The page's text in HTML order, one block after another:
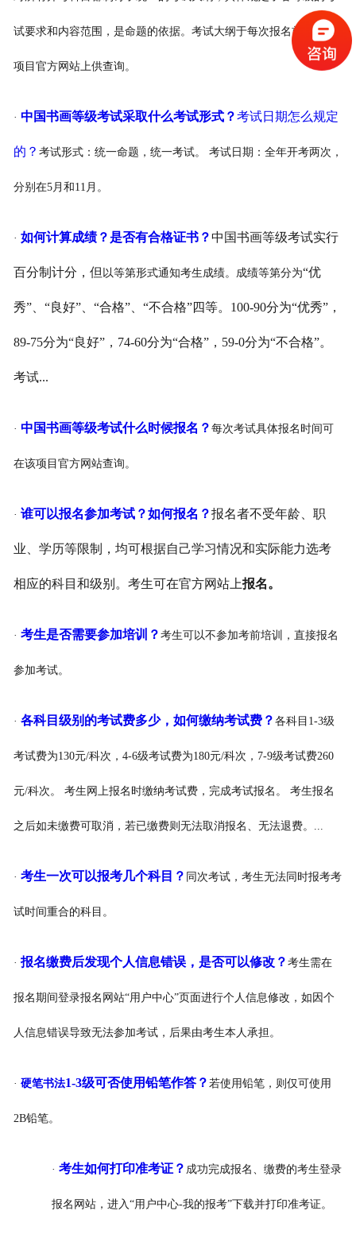
试要求和内容范围，是命题的依据。考试大纲于每次报名前公布在
项目官方网站上供查询。
· 中国书画等级考试采取什么考试形式？考试日期怎么规定
的？ 考试形式：统一命题，统一考试。 考试日期：全年开考两次，
分别在5月和11月。
· 如何计算成绩？是否有合格证书？中国书画等级考试实行
百分制计分，但 以等第形式通知考生成绩。成绩等第分为“优
秀”、“良好”、“合格”、“不合格”四等。100-90分为“优秀”，
89-75分为“良好”，74-60分为“合格”，59-0分为“不合格”。
考试...
· 中国书画等级考试什么时候报名？ 每次考试具体报名时间可
在该项目官方网站查询。
· 谁可以报名参加考试？如何报名？报名者不受年龄、职
业、学历等限制，均可根据自己学习情况和实际能力选考
相应的科目和级别。考生可在官方网站上报名。
· 考生是否需要参加培训？ 考生可以不参加考前培训，直接报名
参加考试。
· 各科目级别的考试费多少，如何缴纳考试费？ 各科目1-3级
考试费为130元/科次，4-6级考试费为180元/科次，7-9级考试费260
元/科次。 考生网上报名时缴纳考试费，完成考试报名。 考生报名
之后如未缴费可取消，若已缴费则无法取消报名、无法退费。...
· 考生一次可以报考几个科目？ 同次考试，考生无法同时报考考
试时间重合的科目。
· 报名缴费后发现个人信息错误，是否可以修改？ 考生需在
报名期间登录报名网站“用户中心”页面进行个人信息修改，如因个
人信息错误导致无法参加考试，后果由考生本人承担。
· 硬笔书法1-3级可否使用铅笔作答？ 若使用铅笔，则仅可使用
2B铅笔。
· 考生如何打印准考证？ 成功完成报名、缴费的考生登录
报名网站，进入“用户中心-我的报考”下载并打印准考证。